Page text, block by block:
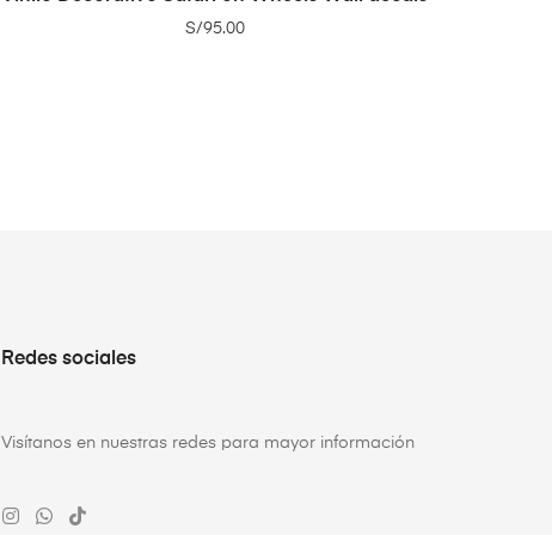
S/95.00
Redes sociales
Visítanos en nuestras redes para mayor información